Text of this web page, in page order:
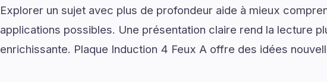
Explorer un sujet avec plus de profondeur aide à mieux
applications possibles. Une présentation claire rend la lecture
enrichissante. Plaque Induction 4 Feux A offre des idées